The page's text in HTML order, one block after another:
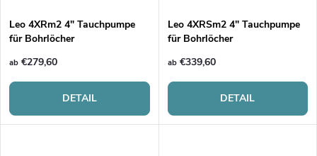
r
u
n
g
u
k
t
Leo 4XRm2 4" Tauchpumpe
für Bohrlöcher
ab €279,60
DETAIL
Leo 4XRSm2 4" Tauchpumpe
für Bohrlöcher
ab€339,60
DETAIL